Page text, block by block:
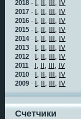
2018 - I, II, III, IV
2017 - I, II, III, IV
2016 - I, II, III, IV
2015 - I, II, III, IV
2014- I, II, III, IV
2013 - I, II, III, IV
2012 - I, II, III, IV
2011 - I, II, III, IV
2010 - I, II, III, IV
2009 - I, II, III, IV
Счетчики